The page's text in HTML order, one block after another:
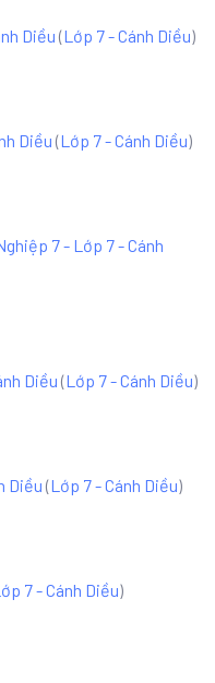
Diều (Lớp 7 - Cánh Diều)
Diều (Lớp 7 - Cánh Diều)
7 - Lớp 7 - Cánh
Diều (Lớp 7 - Cánh Diều)
Diều (Lớp 7 - Cánh Diều)
7 - Cánh Diều)